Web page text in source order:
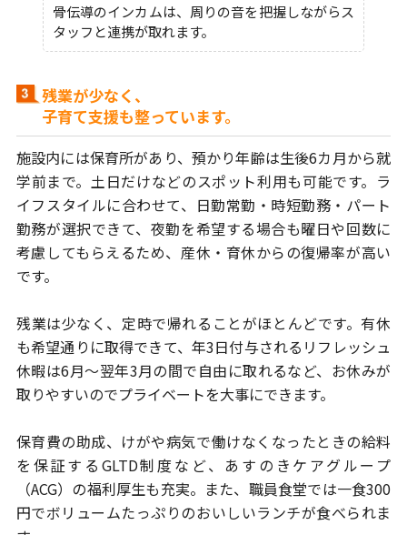
骨伝導のインカムは、周りの音を把握しながらス
タッフと連携が取れます。
残業が少なく、
子育て支援も整っています。
施設内には保育所があり、預かり年齢は生後6カ月から就
学前まで。 土日だけなどのスポット利用も可能です。ラ
イフスタイルに合わせて、 日勤常勤・時短勤務・パート
勤務が選択できて、夜勤を希望する場合も曜日や回数に
考慮してもらえるため、産休・育休からの復帰率が高い
です。
残業は少なく、定時で帰れることがほとんどです。有休
も希望通りに取得できて、年3日付与されるリフレッシュ
休暇は6月～翌年3月の間で自由に取れるなど、お休みが
取りやすいのでプライベートを大事にできます。
保育費の助成、けがや病気で働けなくなったときの給料
を保証するGLTD制度 など、あすのきケアグループ
（ACG）の福利厚生も充実。また、職員食堂では一食300
円でボリュームたっぷりのおいしいランチが食べられま